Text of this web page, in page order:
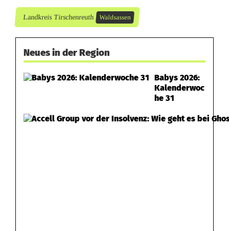
n
b
Landkreis Tirschenreuth Waldsassen
Neues in der Region
Babys 2026:
Kalenderwoc
he 31